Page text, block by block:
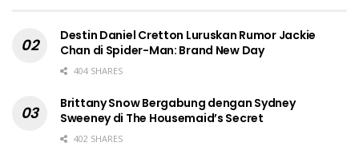
Destin Daniel Cretton Luruskan Rumor Jackie
Chan di Spider-Man: Brand New Day
404 SHARES
Brittany Snow Bergabung dengan Sydney
Sweeney di The Housemaid’s Secret
402 SHARES